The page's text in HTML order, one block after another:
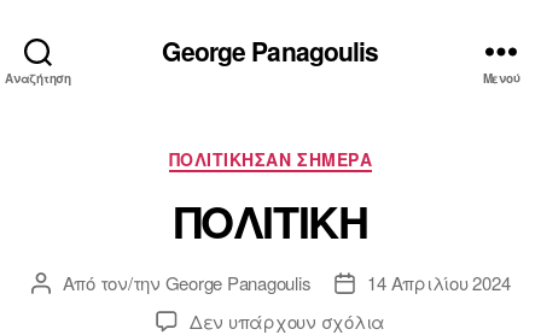
Αναζήτηση
George Panagoulis
Μενού
Κατηγορίες
ΠΟΛΙΤΙΚΗΣΑΝ ΣΗΜΕΡΑ
ΠΟΛΙΤΙΚΗ
Συντάκτης
Από τον/την George Panagoulis
Ημ.
δημοσίευσης
14 Απριλίου 2024
Δεν υπάρχουν σχόλια